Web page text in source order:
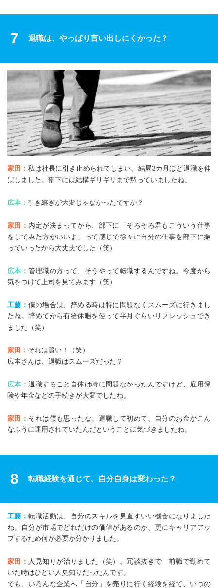
7 退職は、やっぱり言い出しにくかった？
家田：私は社長に引き止められてしまい、結局3カ月ほど退職を伸
ばしました。部下には結構ギリギリまで黙っていましたね。
広本： 引き継ぎが大変じゃなかったですか？
家田： 内定が決まってから、部下に「そろそろ君もこういう仕事
をしてみた方がいいよ」って感じで徐々に自分の仕事を部下に振
っていったから大丈夫でした（笑）
広本：管理職の方って、そうやって転職するんですね。今度から
気をつけて上司を見てみます（笑）
工藤：僕の場合は、辞める時は特に問題なくスムーズに行きまし
たね。辞めてから有給休暇を使って半月ぐらいリフレッシュでき
ました（笑）
家田： それは賢い！（笑）
広本さんは、退職はスムーズだった？
広本：退職すること自体は特に問題なかったんですけど、雇用保
険や年金などの手続きが大変でしたね。
家田： それは僕も思ったな。退職して初めて、自分のお金がこん
なふうに運用されていたんだということに気づきましたね。
8 転職経験を通じて、自分自身は変わった？
工藤：転職活動は、自分のスキルを見直すいい機会になりました
ね。自分が市場でどれだけの価値があるのか、更にキャリアアッ
プするため何が必要か分かりました。
家田： 人見知りが治りました（笑）。冗談抜きで、前職で勤めて
いた時はひどい人見知りだったんです。
でも、いろんな企業へ「自分」を売りに行く経験を経て、いつの